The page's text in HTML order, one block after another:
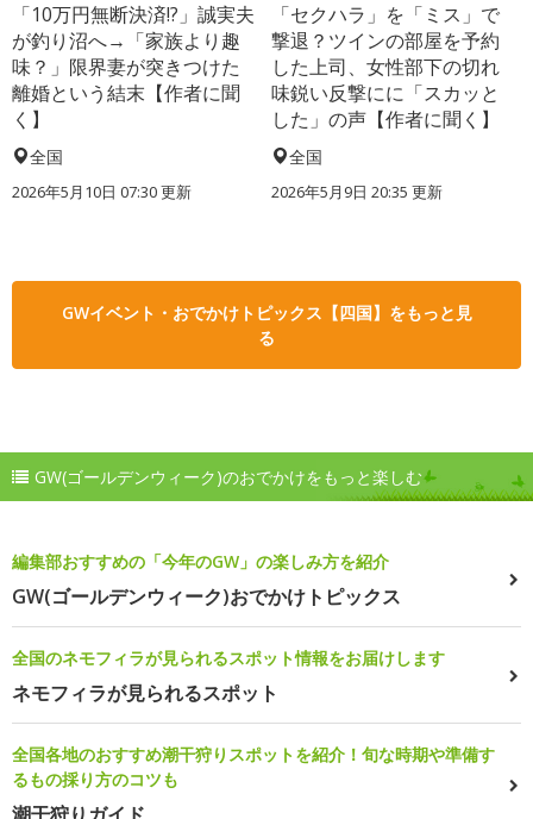
「10万円無断決済!?」誠実夫
が釣り沼へ→「家族より趣
味？」限界妻が突きつけた
離婚という結末【作者に聞
く】
全国
2026年5月10日 07:30 更新
「セクハラ」を「ミス」で
撃退？ツインの部屋を予約
した上司、女性部下の切れ
味鋭い反撃にに「スカッと
した」の声【作者に聞く】
全国
2026年5月9日 20:35 更新
GWイベント・おでかけトピックス【四国】をもっと見
る
GW(ゴールデンウィーク)のおでかけをもっと楽しむ
編集部おすすめの「今年のGW」の楽しみ方を紹介
GW(ゴールデンウィーク)おでかけトピックス
全国のネモフィラが見られるスポット情報をお届けします
ネモフィラが見られるスポット
全国各地のおすすめ潮干狩りスポットを紹介！旬な時期や準備す
るもの採り方のコツも